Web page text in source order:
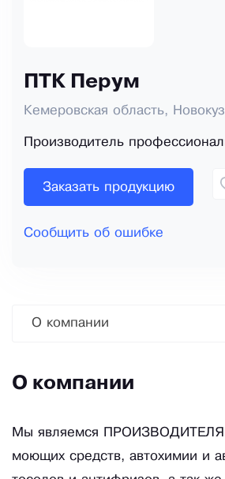
ПТК Перум
Кемеровская область,
Производитель
Заказать продукцию
Сообщить об ошибке
О компании
О компании
Мы являемся
моющих средств, автохимии и